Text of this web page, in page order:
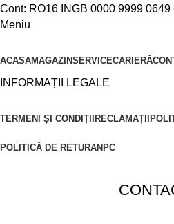
Cont: RO16 INGB 0000 9999 0649
Meniu
ACASAMAGAZINSERVICECARIERĂ
INFORMAȚII LEGALE
TERMENI ȘI CONDIȚIIRECLAMAȚII
POLITICĂ DE RETURANPC